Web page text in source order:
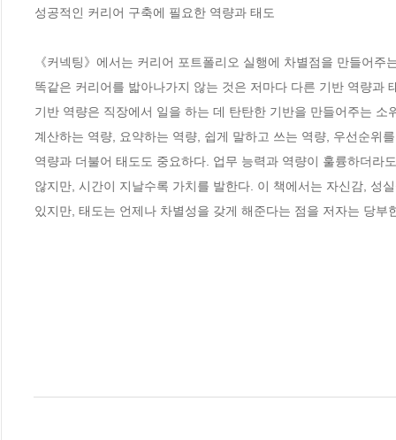
성공적인 커리어 구축에 필요한 역량과 태도
《커넥팅》에서는 커리어 포트폴리오 실행에 차별점을 만들어주
똑같은 커리어를 밟아나가지 않는 것은 저마다 다른 기반 역량과
기반 역량은 직장에서 일을 하는 데 탄탄한 기반을 만들어주는 소
계산하는 역량, 요약하는 역량, 쉽게 말하고 쓰는 역량, 우선순위
역량과 더불어 태도도 중요하다. 업무 능력과 역량이 훌륭하더라
않지만, 시간이 지날수록 가치를 발한다. 이 책에서는 자신감, 성
있지만, 태도는 언제나 차별성을 갖게 해준다는 점을 저자는 당부